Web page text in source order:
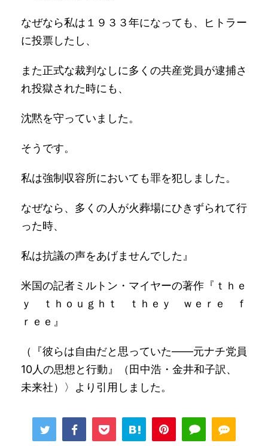
なぜなら私は１９３３年になっても、ヒトラー
に投票したし、
また正式な裁判なしに多くの共産党員が逮捕さ
れ投獄された時にも、
沈黙を守っていました。
そうです。
私は強制収容所においても罪を犯しました。
なぜなら、多くの人が火葬場にひきずられて行
った時、
私は抗議の声をあげませんでした』
米国の記者ミルトン・マイヤーの著作『ｔｈｅ
ｙ ｔｈｏｕｇｈｔ ｔｈｅｙ ｗｅｒｅ ｆ
ｒｅｅ』
（『彼らは自由だと思っていた――元ナチ党員
10人の思想と行動』（田中浩・金井和子訳、
未来社）〉より引用しました。